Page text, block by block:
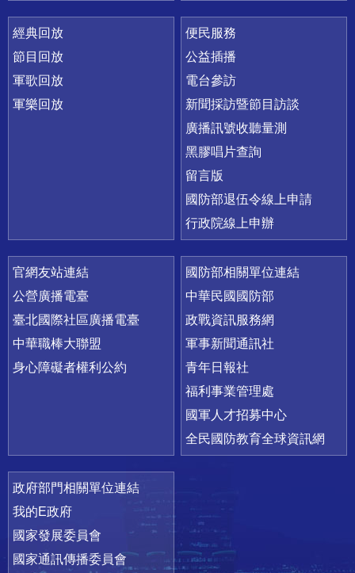
經典回放
節目回放
軍歌回放
軍樂回放
便民服務
公益插播
電台參訪
新聞採訪暨節目訪談
廣播訊號收聽量測
黑膠唱片查詢
留言版
國防部退伍令線上申請
行政院線上申辦
官網友站連結
公營廣播電臺
臺北國際社區廣播電臺
中華職棒大聯盟
身心障礙者權利公約
國防部相關單位連結
中華民國國防部
政戰資訊服務網
軍事新聞通訊社
青年日報社
福利事業管理處
國軍人才招募中心
全民國防教育全球資訊網
政府部門相關單位連結
我的E政府
國家發展委員會
國家通訊傳播委員會